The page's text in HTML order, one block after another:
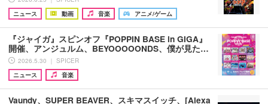
ニュース
動画 音楽 アニメ/ゲーム
『ジャイガ』スピンオフ『POPPIN BASE in GIGA』
開催、アンジュルム、BEYOOOOONDS、僕が⾒た…
2026.5.30 ｜ SPICER
ニュース
音楽
Vaundy、SUPER BEAVER、スキマスイッチ、[Alexa